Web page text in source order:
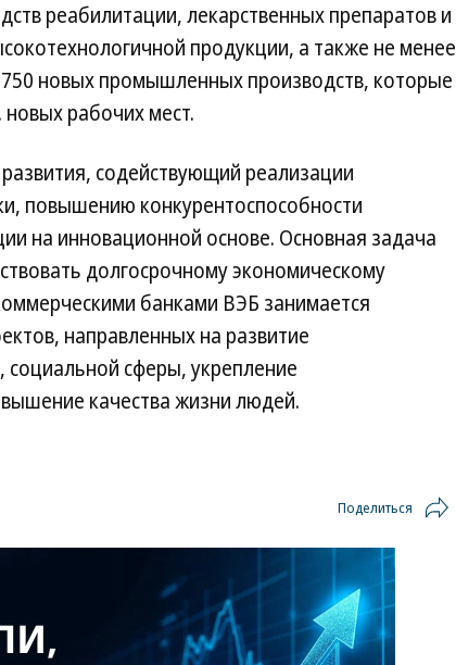
реабилитации, лекарственных препаратов и
продукции, а также не менее
750 новых промышленных производств, которые
новых рабочих мест.
содействующий реализации
повышению конкурентоспособности
на инновационной основе. Основная задача
долгосрочному экономическому
банками ВЭБ занимается
направленных на развитие
сферы, укрепление
качества жизни людей.
Поделиться